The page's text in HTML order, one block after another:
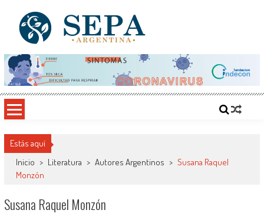
contenido
SEPA Argentina
Sitio del Conocimiento, Cultura y Arte
Estás aquí
Inicio > Literatura > Autores Argentinos > Susana Raquel
Monzón
Susana Raquel Monzón